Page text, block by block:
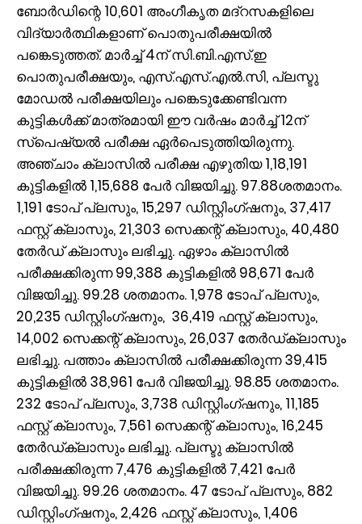
ബോര്‍ഡിന്റെ 10,601 അംഗീകൃത മദ്‌റസകളിലെ
വിദ്യാര്‍ത്ഥികളാണ് പൊതുപരീക്ഷയില്‍
പങ്കെടുത്തത്. മാര്‍ച്ച് 4ന് സി.ബി.എസ്.ഇ
പൊതുപരീക്ഷയും, എസ്.എസ്.എല്‍.സി, പ്ലസ്ടു
മോഡല്‍ പരീക്ഷയിലും പങ്കെടുക്കേണ്ടിവന്ന
കുട്ടികള്‍ക്ക് മാത്രമായി ഈ വര്‍ഷം മാര്‍ച്ച് 12ന്
സ്പെഷ്യല്‍ പരീക്ഷ ഏര്‍പെടുത്തിയിരുന്നു.
അഞ്ചാം ക്ലാസില്‍ പരീക്ഷ എഴുതിയ 1,18,191
കുട്ടികളില്‍ 1,15,688 പേര്‍ വിജയിച്ചു. 97.88ശതമാനം.
1,191 ടോപ് പ്ലസും, 15,297 ഡിസ്റ്റിംഗ്ഷനും, 37,417
ഫസ്റ്റ് ക്ലാസും, 21,303 സെക്കന്റ് ക്ലാസും, 40,480
തേര്‍ഡ് ക്ലാസും ലഭിച്ചു. ഏഴാം ക്ലാസില്‍
പരീക്ഷക്കിരുന്ന 99,388 കുട്ടികളില്‍ 98,671 പേര്‍
വിജയിച്ചു. 99.28 ശതമാനം. 1,978 ടോപ് പ്ലസും,
20,235 ഡിസ്റ്റിംഗ്ഷനും, 36,419 ഫസ്റ്റ് ക്ലാസും,
14,002 സെക്കന്റ് ക്ലാസും, 26,037 തേര്‍ഡ്ക്ലാസും
ലഭിച്ചു. പത്താം ക്ലാസില്‍ പരീക്ഷക്കിരുന്ന 39,415
കുട്ടികളില്‍ 38,961 പേര്‍ വിജയിച്ചു. 98.85 ശതമാനം.
232 ടോപ് പ്ലസും, 3,738 ഡിസ്റ്റിംഗ്ഷനും, 11,185
ഫസ്റ്റ് ക്ലാസും, 7,561 സെക്കന്റ് ക്ലാസും, 16,245
തേര്‍ഡ്ക്ലാസും ലഭിച്ചു. പ്ലസ്ടു ക്ലാസില്‍
പരീക്ഷക്കിരുന്ന 7,476 കുട്ടികളില്‍ 7,421 പേര്‍
വിജയിച്ചു. 99.26 ശതമാനം. 47 ടോപ് പ്ലസും, 882
ഡിസ്റ്റിംഗ്ഷനും, 2,426 ഫസ്റ്റ് ക്ലാസും, 1,406